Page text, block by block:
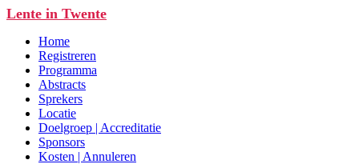
Lente in Twente
Home
Registreren
Programma
Abstracts
Sprekers
Locatie
Doelgroep | Accreditatie
Sponsors
Kosten | Annuleren